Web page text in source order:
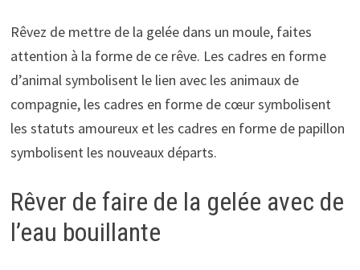
Rêvez de mettre de la gelée dans un moule, faites
attention à la forme de ce rêve. Les cadres en forme
d’animal symbolisent le lien avec les animaux de
compagnie, les cadres en forme de cœur symbolisent
les statuts amoureux et les cadres en forme de papillon
symbolisent les nouveaux départs.
Rêver de faire de la gelée avec de
l’eau bouillante